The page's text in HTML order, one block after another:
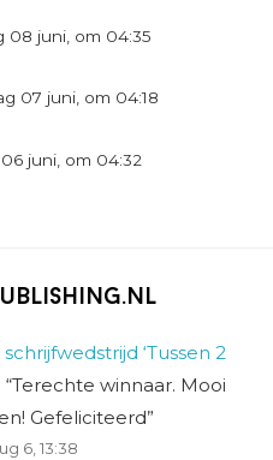
08 juni, om 04:35
07 juni, om 04:18
juni, om 04:32
‘Tussen 2
: “Terechte winnaar. Mooi
Gefeliciteerd”
6, 13:38